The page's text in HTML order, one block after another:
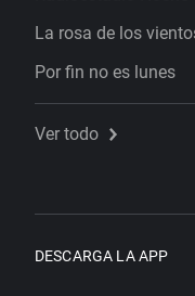
La rosa de los
Por fin no es lunes
Ver todo
DESCARGA LA APP